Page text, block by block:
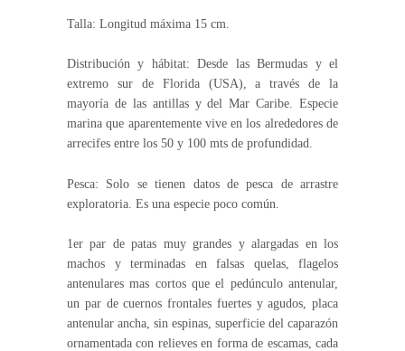
Talla: Longitud máxima 15 cm.
Distribución y hábitat: Desde las Bermudas y el
extremo sur de Florida (USA), a través de la
mayoría de las antillas y del Mar Caribe. Especie
marina que aparentemente vive en los alrededores de
arrecifes entre los 50 y 100 mts de profundidad.
Pesca: Solo se tienen datos de pesca de arrastre
exploratoria. Es una especie poco común.
1er par de patas muy grandes y alargadas en los
machos y terminadas en falsas quelas, flagelos
antenulares mas cortos que el pedúnculo antenular,
un par de cuernos frontales fuertes y agudos, placa
antenular ancha, sin espinas, superficie del caparazón
ornamentada con relieves en forma de escamas, cada